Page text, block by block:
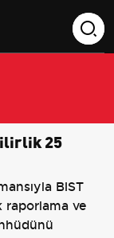
25
BIST
ve